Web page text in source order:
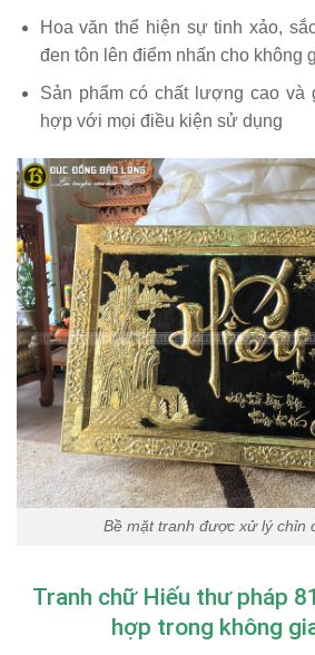
Hoa văn thể hiện sự tinh xảo,
đen tôn lên điểm nhấn cho không
Sản phẩm có chất lượng cao và
hợp với mọi điều kiện sử dụng
Bề mặt tranh được xử lý chỉn
Tranh chữ Hiếu thư pháp
hợp trong không